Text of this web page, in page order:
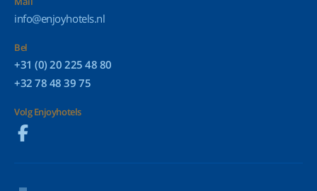
info@enjoyhotels.nl
Bel
+31 (0) 20 225 48 80
+32 78 48 39 75
Volg Enjoyhotels